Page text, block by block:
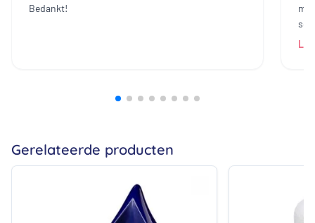
Bedankt!
Gerelateerde producten